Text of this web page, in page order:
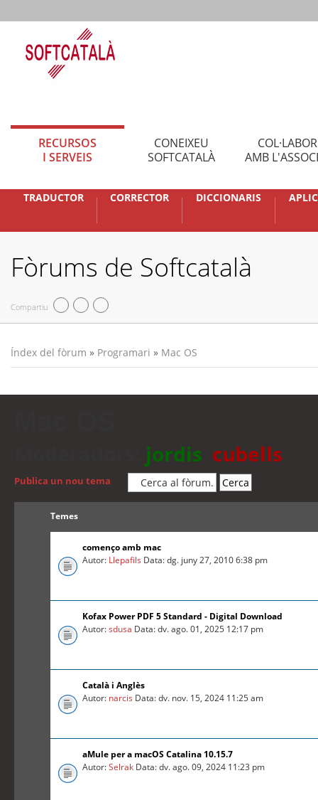
RECURSOS
I SERVEIS
CONEIXEU
SOFTCATALÀ
AMB
TRADUCTOR CORRECTOR DICCIONARIS
Fòrums de Softcatalà
Compartiu
Índex del fòrum » Programari » Mac OS
jordis cubells
Publica un nou tema
Temes
començo amb mac
Autor: Llepafils Data: dg. juny 27, 2010 6:38 pm
Kofax Power PDF 5 Standard - Digital Download
Autor:sdusa Data: dv. ago. 01, 2025 12:17 pm
Català i Anglès
Autor: narcis Data: dv. nov. 15, 2024 11:25 am
aMule per a macOS Catalina 10.15.7
Autor:Selrak Data: dv. ago. 09, 2024 11:23 pm